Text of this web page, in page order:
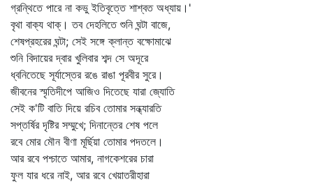
গ্রন্থিতে পারে না কভু ইতিবৃত্তে শাশ্বত অধ্যায়।'
বৃথা বাক্য থাক্‌। তব দেহলিতে শুনি ঘন্টা বাজে,
শেষপ্রহরের ঘন্টা; সেই সঙ্গে ক্লান্ত বক্ষোমাঝে
শুনি বিদায়ের দ্বার খুলিবার শব্দ সে অদূরে
ধ্বনিতেছে সূর্যাস্তের রঙে রাঙা পূরবীর সুরে।
জীবনের স্মৃতিদীপে আজিও দিতেছে যারা জ্যোতি
সেই ক'টি বাতি দিয়ে রচিব তোমার সন্ধ্যারতি
সপ্তর্ষির দৃষ্টির সম্মুখে; দিনান্তের শেষ পলে
রবে মোর মৌন বীণা মূর্ছিয়া তোমার পদতলে।
আর রবে পশ্চাতে আমার, নাগকেশরের চারা
ফুল যার ধরে নাই, আর রবে খেয়াতরীহারা